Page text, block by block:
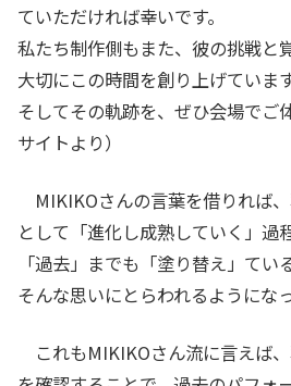
ていただければ幸いです。
私たち制作側もまた、彼の挑戦と
大切にこの時間を創り上げていま
そしてその軌跡を、ぜひ会場でご
サイトより）
MIKIKOさんの言葉を借りれば、
として「進化し成熟していく」過
「過去」までも「塗り替え」てい
そんな思いにとらわれるようにな
これもMIKIKOさん流に言えば、